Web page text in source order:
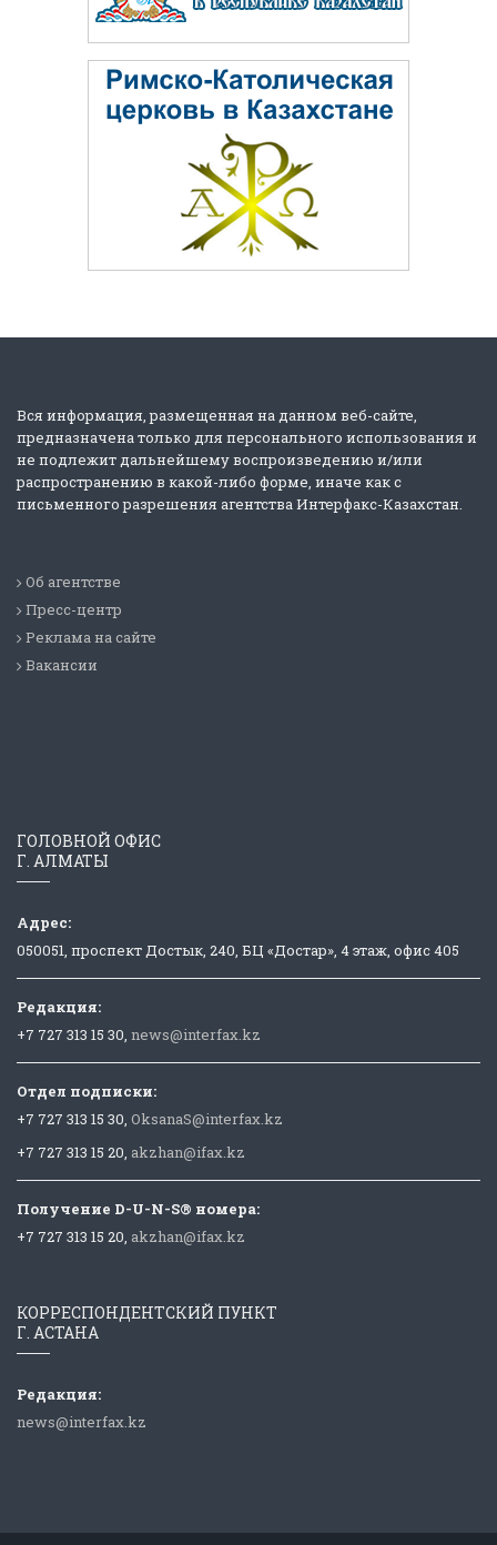
Вся информация, размещенная на данном веб-сайте,
предназначена только для персонального использования и
не подлежит дальнейшему воспроизведению и/или
распространению в какой-либо форме, иначе как с
письменного разрешения агентства Интерфакс-Казахстан.
Об агентстве
Пресс-центр
Реклама на сайте
Вакансии
ГОЛОВНОЙ ОФИС
Г. АЛМАТЫ
Адрес:
050051, проспект Достык, 240, БЦ «Достар», 4 этаж, офис 405
Редакция:
+7 727 313 15 30, news@interfax.kz
Отдел подписки:
+7 727 313 15 30, OksanaS@interfax.kz
+7 727 313 15 20, akzhan@ifax.kz
Получение D-U-N-S® номера:
+7 727 313 15 20, akzhan@ifax.kz
КОРРЕСПОНДЕНТСКИЙ ПУНКТ
Г. АСТАНА
Редакция:
news@interfax.kz